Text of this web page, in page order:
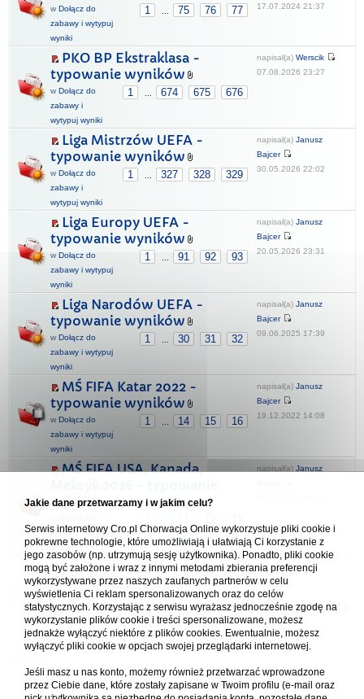
1 75 76 77
w Dołącz do
zabawy i wytypuj
wyniki
17.07.2024 21:37
PKO BP Ekstraklasa -
typowanie wyników
1 674 675 676
w Dołącz do
zabawy i
wytypuj wyniki
napisał(a) Werscik
07.08.2026 23:27
Liga Mistrzów UEFA -
typowanie wyników
1 327 328 329
w Dołącz do
zabawy i
wytypuj wyniki
napisał(a) Janusz
Bajcer
30.05.2026 22:02
Liga Europy UEFA -
typowanie wyników
1 91 92 93
wDołącz do
zabawy i wytypuj
wyniki
napisał(a) Janusz
Bajcer
20.05.2026 23:31
Liga Narodów UEFA -
typowanie wyników
1 30 31 32
w Dołącz do
zabawy i wytypuj
wyniki
napisał(a) Janusz
Bajcer
09.06.2025 17:39
MŚ FIFA Katar 2022 -
typowanie wyników
1 14 15 16
w Dołącz do
zabawy i wytypuj
wyniki
napisał(a) Janusz
Bajcer
19.12.2022 14:08
MŚ FIFA USA, Kanada,
wyników
zabawy i wytypuj
wyniki
napisał(a) Janusz
Forum Chorwacja Online - Cro.pl
Usuń ciasteczka• Strefa czasowa: UTC + 1 (Polska - czas zimowy) [ DST
Jakie dane przetwarzamy i w jakim celu?
Serwis internetowy Cro.pl Chorwacja Online wykorzystuje pliki cookie i
pokrewne technologie, które umożliwiają i ułatwiają Ci korzystanie z
jego zasobów (np. utrzymują sesję użytkownika). Ponadto, pliki cookie
mogą być założone i wraz z innymi metodami zbierania preferencji
wykorzystywane przez naszych zaufanych partnerów w celu
wyświetlenia Ci reklam spersonalizowanych oraz do celów
statystycznych. Korzystając z serwisu wyrażasz jednocześnie zgodę na
wykorzystanie plików cookie i treści spersonalizowane, możesz
jednakże wyłączyć niektóre z plików cookies. Ewentualnie, możesz
wyłączyć pliki cookie w opcjach swojej przeglądarki internetowej.
Jeśli masz u nas konto, możemy również przetwarzać wprowadzone
przez Ciebie dane, które zostały zapisane w Twoim profilu (e-mail oraz